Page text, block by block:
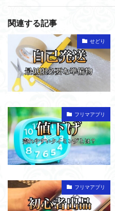
関連する記事
せどり
フリマアプリ
フリマアプリ